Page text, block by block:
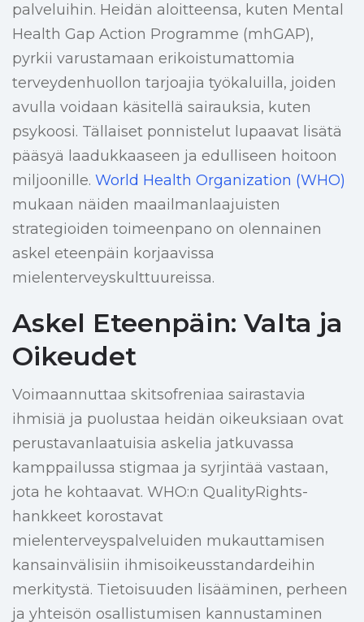
palveluihin. Heidän aloitteensa, kuten Mental
Health Gap Action Programme (mhGAP),
pyrkii varustamaan erikoistumattomia
terveydenhuollon tarjoajia työkaluilla, joiden
avulla voidaan käsitellä sairauksia, kuten
psykoosi. Tällaiset ponnistelut lupaavat lisätä
pääsyä laadukkaaseen ja edulliseen hoitoon
miljoonille. World Health Organization (WHO)
mukaan näiden maailmanlaajuisten
strategioiden toimeenpano on olennainen
askel eteenpäin korjaavissa
mielenterveyskulttuureissa.
Askel Eteenpäin: Valta ja
Oikeudet
Voimaannuttaa skitsofreniaa sairastavia
ihmisiä ja puolustaa heidän oikeuksiaan ovat
perustavanlaatuisia askelia jatkuvassa
kamppailussa stigmaa ja syrjintää vastaan,
jota he kohtaavat. WHO:n QualityRights-
hankkeet korostavat
mielenterveyspalveluiden mukauttamisen
kansainvälisiin ihmisoikeusstandardeihin
merkitystä. Tietoisuuden lisääminen, perheen
ja yhteisön osallistumisen kannustaminen